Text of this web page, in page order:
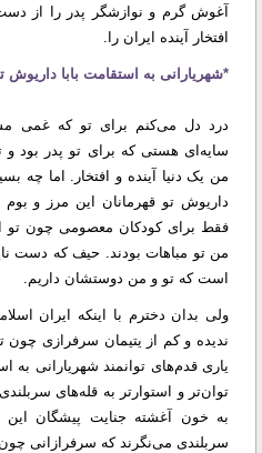
آغوش گرم و نوازشگر پدر را از
افتخار آینده ایران را.
*شهریارانی به استقامت بابا داریوش
درد دل می‌کنم برای تو که غمی
سایه‌ای هستی که برای تو پدر بود
من یک دنیا آینده و افتخار. اما چه
داریوش تو قهرمانان این مرز و بوم
فقط برای کودکان معصومی چون تو
من تو مباهات بودند. حیف که دست
است که تو و من دوستشان داریم.
ولی بدان دخترم با اینکه ایران
ندیده و کم از یتیمان سرفرازی چون
یاری قدم‌های توانمند شهریارانی به
توان‌تر و استوارتر به قله‌های
به خون آغشته جنایت پیشگان این
سربلندی می‌نگرند که سرفرازانی